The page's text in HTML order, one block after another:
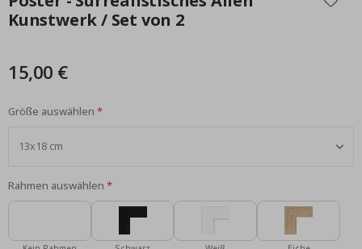
der
Bildgalerie
Kunstwerk / Set von 2
15,00 €
Größe auswählen
Rahmen auswählen